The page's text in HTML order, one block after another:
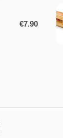
€7.90